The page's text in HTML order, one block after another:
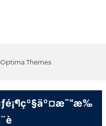
Optima Themes